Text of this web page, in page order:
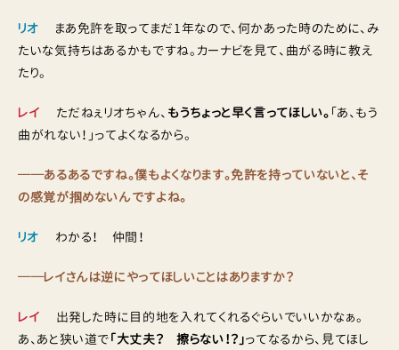
リオ まあ免許を取ってまだ1年なので、何かあった時のために、み
たいな気持ちはあるかもですね。カーナビを見て、曲がる時に教え
たり。
レイ ただねぇリオちゃん、 もうちょっと早く言ってほしい。 「あ、もう
曲がれない！」ってよくなるから。
──あるあるですね。僕もよくなります。免許を持っていないと、そ
の感覚が掴めないんですよね。
リオ わかる！ 仲間！
──レイさんは逆にやってほしいことはありますか？
レイ 出発した時に目的地を入れてくれるぐらいでいいかなぁ。
あ、あと狭い道で「大丈夫？ 擦らない！？」ってなるから、見てほし